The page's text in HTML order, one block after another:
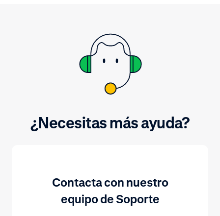
¿Necesitas más ayuda?
Contacta con nuestro
equipo de Soporte